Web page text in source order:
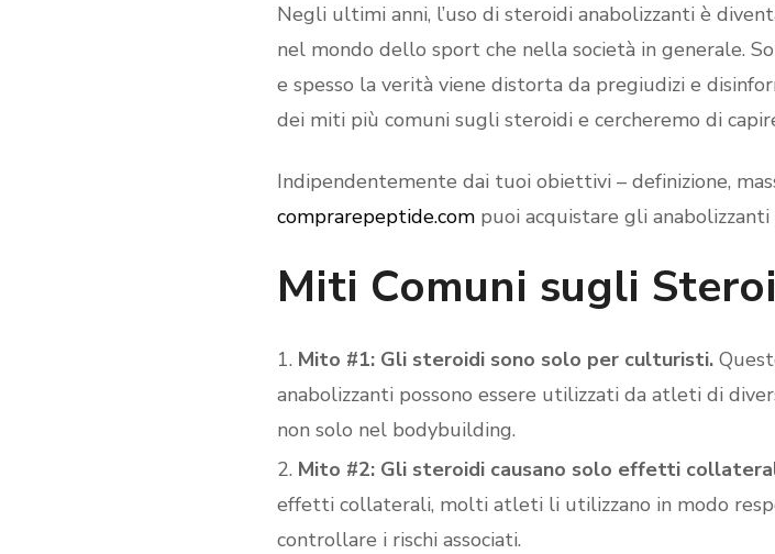
Negli ultimi anni, l’uso di steroidi anabolizzanti è
nel mondo dello sport che nella società in generale.
e spesso la verità viene distorta da pregiudizi e
dei miti più comuni sugli steroidi e cercheremo di capire
Indipendentemente dai tuoi obiettivi – definizione,
comprarepeptide.com puoi acquistare gli
Miti Comuni sugli
Mito #1: Gli steroidi sono solo per culturisti.
anabolizzanti possono essere utilizzati da atleti di
non solo nel bodybuilding.
Mito #2: Gli steroidi causano solo effetti
effetti collaterali, molti atleti li utilizzano in modo
controllare i rischi associati.